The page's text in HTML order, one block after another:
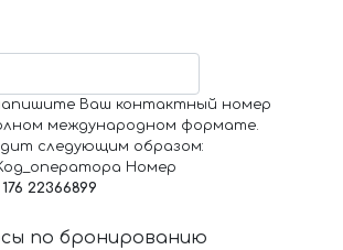
Ваш контактный номер
международном формате.
следующим образом:
Номер
22366899
по бронированию